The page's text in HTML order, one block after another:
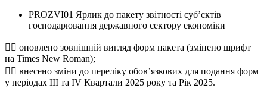
PROZVI01 Ярлик до пакету звітності суб’єктів
господарювання державного сектору економіки
 оновлено зовнішній вигляд форм пакета (змінено шрифт
на Times New Roman);
 внесено зміни до переліку обов’язкових для подання форм
у періодах III та ІV Квартали 2025 року та Рік 2025.